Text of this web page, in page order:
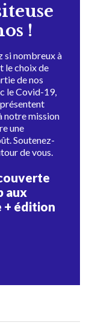
!
si nombreux à
le choix de
de nos
le Covid-19,
notre mission
une
Soutenez-
de vous.
aux
+ édition